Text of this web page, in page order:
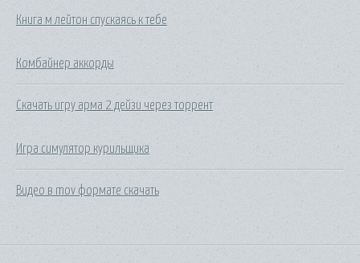
Книга м лейтон спускаясь к тебе
Комбайнер аккорды
Скачать игру арма 2 дейзи через торрент
Игра симулятор курильщика
Видео в mov формате скачать